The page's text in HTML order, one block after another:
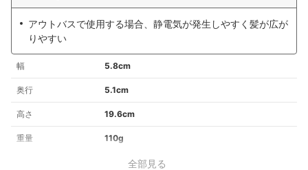
アウトバスで使用する場合、静電気が発生しやすく髪が広が
りやすい
幅 5.8cm
奥行 5.1cm
高さ 19.6cm
重量 110g
全部見る